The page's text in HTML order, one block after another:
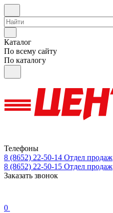
Каталог
По всему сайту
По каталогу
Телефоны
8 (8652) 22-50-14 Отдел продаж
8 (8652) 22-50-15 Отдел продаж
Заказать звонок
0